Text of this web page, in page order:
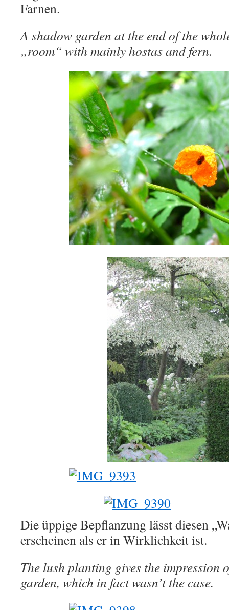
Farnen.
A shadow garden at the end of the
„room“ with mainly hostas and fern.
Die üppige Bepflanzung lässt diesen
erscheinen als er in Wirklichkeit ist.
The lush planting gives the impression
garden, which in fact wasn’t the case.